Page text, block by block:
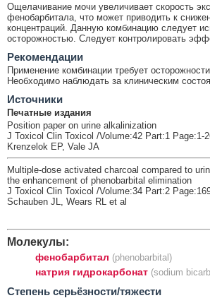
Ощелачивание мочи увеличивает скорость
фенобарбитала, что может приводить к
концентраций. Данную комбинацию следует
осторожностью. Следует контролировать
Рекомендации
Применение комбинации требует осторожности.
Необходимо наблюдать за клиническим
Источники
Печатные издания
Position paper on urine alkalinization
J Toxicol Clin Toxicol /Volume:42 Part:1 Page:1-
Krenzelok EP, Vale JA
Multiple-dose activated charcoal compared to
the enhancement of phenobarbital elimination
J Toxicol Clin Toxicol /Volume:34 Part:2
Schauben JL, Wears RL et al
Молекулы:
фенобарбитал (phenobarbital)
натрия гидрокарбонат (sodium
Cтепень серьёзности/тяжести